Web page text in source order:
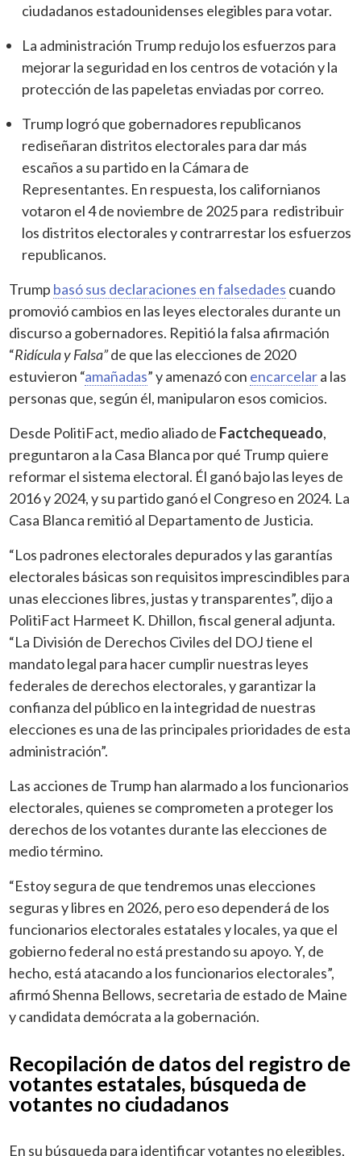
ciudadanos estadounidenses elegibles para votar.
La administración Trump redujo los esfuerzos para
mejorar la seguridad en los centros de votación y la
protección de las papeletas enviadas por correo.
Trump logró que gobernadores republicanos
rediseñaran distritos electorales para dar más
escaños a su partido en la Cámara de
Representantes. En respuesta, los californianos
votaron el 4 de noviembre de 2025 para redistribuir
los distritos electorales y contrarrestar los esfuerzos
republicanos.
Trump basó sus declaraciones en falsedades cuando
promovió cambios en las leyes electorales durante un
discurso a gobernadores. Repitió la falsa afirmación
“Ridícula y Falsa”de que las elecciones de 2020
estuvieron “amañadas” y amenazó con encarcelara las
personas que, según él, manipularon esos comicios.
Desde PolitiFact, medio aliado de Factchequeado,
preguntaron a la Casa Blanca por qué Trump quiere
reformar el sistema electoral. Él ganó bajo las leyes de
2016 y 2024, y su partido ganó el Congreso en 2024. La
Casa Blanca remitió al Departamento de Justicia.
“Los padrones electorales depurados y las garantías
electorales básicas son requisitos imprescindibles para
unas elecciones libres, justas y transparentes”, dijo a
PolitiFact Harmeet K. Dhillon, fiscal general adjunta.
“La División de Derechos Civiles del DOJ tiene el
mandato legal para hacer cumplir nuestras leyes
federales de derechos electorales, y garantizar la
confianza del público en la integridad de nuestras
elecciones es una de las principales prioridades de esta
administración”.
Las acciones de Trump han alarmado a los funcionarios
electorales, quienes se comprometen a proteger los
derechos de los votantes durante las elecciones de
medio término.
“Estoy segura de que tendremos unas elecciones
seguras y libres en 2026, pero eso dependerá de los
funcionarios electorales estatales y locales, ya que el
gobierno federal no está prestando su apoyo. Y, de
hecho, está atacando a los funcionarios electorales”,
afirmó Shenna Bellows, secretaria de estado de Maine
y candidata demócrata a la gobernación.
Recopilación de datos del registro de
votantes estatales, búsqueda de
votantes no ciudadanos
En su búsqueda para identificar votantes no elegibles,